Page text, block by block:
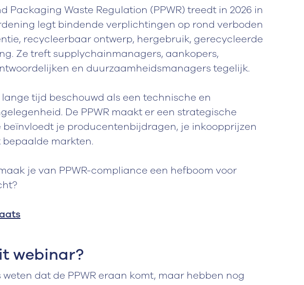
Packaging Waste Regulation (PPWR) treedt in 2026 in
legt bindende verplichtingen op rond verboden
recycleerbaar ontwerp, hergebruik, gerecycleerde
Ze treft supplychainmanagers, aankopers,
en duurzaamheidsmanagers tegelijk.
tijd beschouwd als een technische en
De PPWR maakt er een strategische
beïnvloedt je producentenbijdragen, je inkoopprijzen
markten.
je van PPWR-compliance een hefboom voor
webinar?
dat de PPWR eraan komt, maar hebben nog